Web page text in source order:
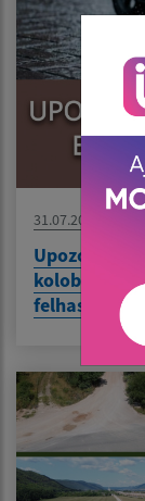
31.07.2026
kolobežiek /